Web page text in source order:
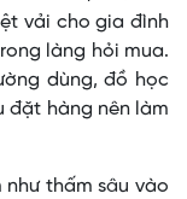
vải cho gia đình
làng hỏi mua.
dùng, đồ học
đặt hàng nên làm
thấm sâu vào